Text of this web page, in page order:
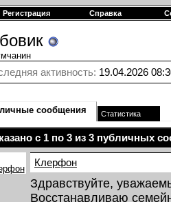
Регистрация Справка
активность: 19.04.2026
сообщения Статистика
с 1 по 3 из 3 публичных
Клерфон
Здравствуйте,
Восстанавливаю